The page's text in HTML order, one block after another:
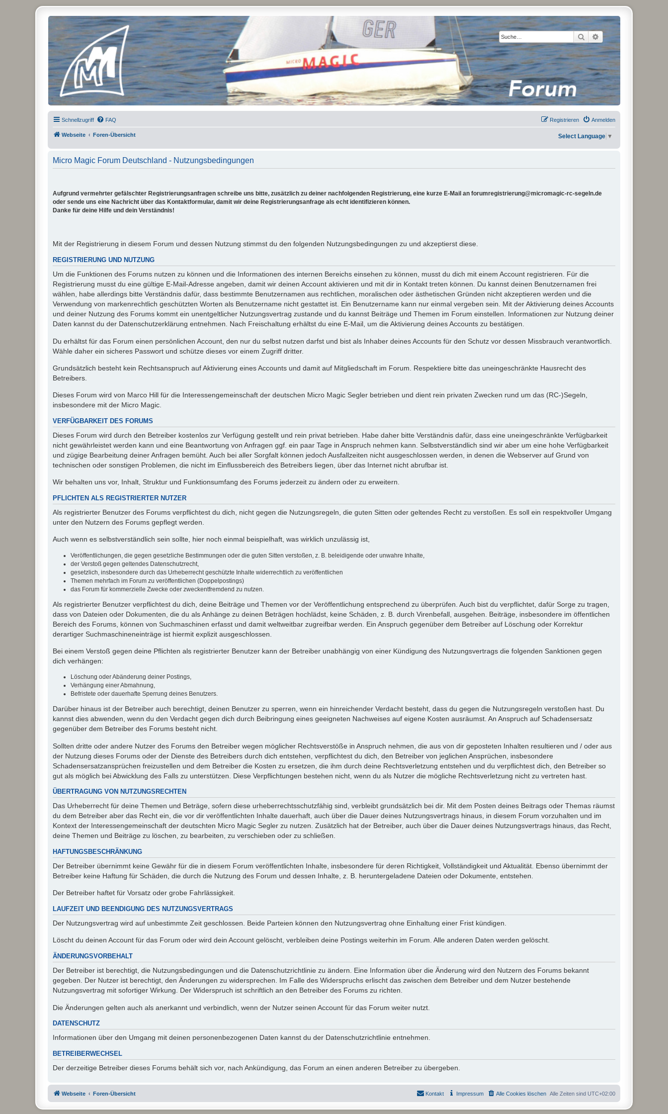
Suche Erweiterte Suche
Micro Magic Forum Deutschland
Schnellzugriff FAQ Anmelden
Registrieren
Webseite Foren-Übersicht Select Language ▼
Micro Magic Forum Deutschland - Nutzungsbedingungen
Aufgrund vermehrter gefälschter Registrierungsanfragen schreibe uns bitte, zusätzlich zu deiner nachfolgenden Registrierung, eine kurze E-Mail an forumregistrierung@micromagic-rc-segeln.de
oder sende uns eine Nachricht über das Kontaktformular, damit wir deine Registrierungsanfrage als echt identifizieren können.
Danke für deine Hilfe und dein Verständnis!
Mit der Registrierung in diesem Forum und dessen Nutzung stimmst du den folgenden Nutzungsbedingungen zu und akzeptierst diese.
REGISTRIERUNG UND NUTZUNG
Um die Funktionen des Forums nutzen zu können und die Informationen des internen Bereichs einsehen zu können, musst du dich mit einem Account registrieren. Für die
Registrierung musst du eine gültige E-Mail-Adresse angeben, damit wir deinen Account aktivieren und mit dir in Kontakt treten können. Du kannst deinen Benutzernamen frei
wählen, habe allerdings bitte Verständnis dafür, dass bestimmte Benutzernamen aus rechtlichen, moralischen oder ästhetischen Gründen nicht akzeptieren werden und die
Verwendung von markenrechtlich geschützten Worten als Benutzername nicht gestattet ist. Ein Benutzername kann nur einmal vergeben sein. Mit der Aktivierung deines Accounts
und deiner Nutzung des Forums kommt ein unentgeltlicher Nutzungsvertrag zustande und du kannst Beiträge und Themen im Forum einstellen. Informationen zur Nutzung deiner
Daten kannst du der Datenschutzerklärung entnehmen. Nach Freischaltung erhältst du eine E-Mail, um die Aktivierung deines Accounts zu bestätigen.
Du erhältst für das Forum einen persönlichen Account, den nur du selbst nutzen darfst und bist als Inhaber deines Accounts für den Schutz vor dessen Missbrauch verantwortlich.
Wähle daher ein sicheres Passwort und schütze dieses vor einem Zugriff dritter.
Grundsätzlich besteht kein Rechtsanspruch auf Aktivierung eines Accounts und damit auf Mitgliedschaft im Forum. Respektiere bitte das uneingeschränkte Hausrecht des
Betreibers.
Dieses Forum wird von Marco Hill für die Interessengemeinschaft der deutschen Micro Magic Segler betrieben und dient rein privaten Zwecken rund um das (RC-)Segeln,
insbesondere mit der Micro Magic.
VERFÜGBARKEIT DES FORUMS
Dieses Forum wird durch den Betreiber kostenlos zur Verfügung gestellt und rein privat betrieben. Habe daher bitte Verständnis dafür, dass eine uneingeschränkte Verfügbarkeit
nicht gewährleistet werden kann und eine Beantwortung von Anfragen ggf. ein paar Tage in Anspruch nehmen kann. Selbstverständlich sind wir aber um eine hohe Verfügbarkeit
und zügige Bearbeitung deiner Anfragen bemüht. Auch bei aller Sorgfalt können jedoch Ausfallzeiten nicht ausgeschlossen werden, in denen die Webserver auf Grund von
technischen oder sonstigen Problemen, die nicht im Einflussbereich des Betreibers liegen, über das Internet nicht abrufbar ist.
Wir behalten uns vor, Inhalt, Struktur und Funktionsumfang des Forums jederzeit zu ändern oder zu erweitern.
PFLICHTEN ALS REGISTRIERTER NUTZER
Als registrierter Benutzer des Forums verpflichtest du dich, nicht gegen die Nutzungsregeln, die guten Sitten oder geltendes Recht zu verstoßen. Es soll ein respektvoller Umgang
unter den Nutzern des Forums gepflegt werden.
Auch wenn es selbstverständlich sein sollte, hier noch einmal beispielhaft, was wirklich unzulässig ist,
Veröffentlichungen, die gegen gesetzliche Bestimmungen oder die guten Sitten verstoßen, z. B. beleidigende oder unwahre Inhalte,
der Verstoß gegen geltendes Datenschutzrecht,
gesetzlich, insbesondere durch das Urheberrecht geschützte Inhalte widerrechtlich zu veröffentlichen
Themen mehrfach im Forum zu veröffentlichen (Doppelpostings)
das Forum für kommerzielle Zwecke oder zweckentfremdend zu nutzen.
Als registrierter Benutzer verpflichtest du dich, deine Beiträge und Themen vor der Veröffentlichung entsprechend zu überprüfen. Auch bist du verpflichtet, dafür Sorge zu tragen,
dass von Dateien oder Dokumenten, die du als Anhänge zu deinen Beträgen hochlädst, keine Schäden, z. B. durch Virenbefall, ausgehen. Beiträge, insbesondere im öffentlichen
Bereich des Forums, können von Suchmaschinen erfasst und damit weltweitbar zugreifbar werden. Ein Anspruch gegenüber dem Betreiber auf Löschung oder Korrektur
derartiger Suchmaschineneinträge ist hiermit explizit ausgeschlossen.
Bei einem Verstoß gegen deine Pflichten als registrierter Benutzer kann der Betreiber unabhängig von einer Kündigung des Nutzungsvertrags die folgenden Sanktionen gegen
dich verhängen:
Löschung oder Abänderung deiner Postings,
Verhängung einer Abmahnung,
Befristete oder dauerhafte Sperrung deines Benutzers.
Darüber hinaus ist der Betreiber auch berechtigt, deinen Benutzer zu sperren, wenn ein hinreichender Verdacht besteht, dass du gegen die Nutzungsregeln verstoßen hast. Du
kannst dies abwenden, wenn du den Verdacht gegen dich durch Beibringung eines geeigneten Nachweises auf eigene Kosten ausräumst. An Anspruch auf Schadensersatz
gegenüber dem Betreiber des Forums besteht nicht.
Sollten dritte oder andere Nutzer des Forums den Betreiber wegen möglicher Rechtsverstöße in Anspruch nehmen, die aus von dir geposteten Inhalten resultieren und / oder aus
der Nutzung dieses Forums oder der Dienste des Betreibers durch dich entstehen, verpflichtest du dich, den Betreiber von jeglichen Ansprüchen, insbesondere
Schadensersatzansprüchen freizustellen und dem Betreiber die Kosten zu ersetzen, die ihm durch deine Rechtsverletzung entstehen und du verpflichtest dich, den Betreiber so
gut als möglich bei Abwicklung des Falls zu unterstützen. Diese Verpflichtungen bestehen nicht, wenn du als Nutzer die mögliche Rechtsverletzung nicht zu vertreten hast.
ÜBERTRAGUNG VON NUTZUNGSRECHTEN
Das Urheberrecht für deine Themen und Beträge, sofern diese urheberrechtsschutzfähig sind, verbleibt grundsätzlich bei dir. Mit dem Posten deines Beitrags oder Themas räumst
du dem Betreiber aber das Recht ein, die vor dir veröffentlichten Inhalte dauerhaft, auch über die Dauer deines Nutzungsvertrags hinaus, in diesem Forum vorzuhalten und im
Kontext der Interessengemeinschaft der deutschten Micro Magic Segler zu nutzen. Zusätzlich hat der Betreiber, auch über die Dauer deines Nutzungsvertrags hinaus, das Recht,
deine Themen und Beiträge zu löschen, zu bearbeiten, zu verschieben oder zu schließen.
HAFTUNGSBESCHRÄNKUNG
Der Betreiber übernimmt keine Gewähr für die in diesem Forum veröffentlichten Inhalte, insbesondere für deren Richtigkeit, Vollständigkeit und Aktualität. Ebenso übernimmt der
Betreiber keine Haftung für Schäden, die durch die Nutzung des Forum und dessen Inhalte, z. B. heruntergeladene Dateien oder Dokumente, entstehen.
Der Betreiber haftet für Vorsatz oder grobe Fahrlässigkeit.
LAUFZEIT UND BEENDIGUNG DES NUTZUNGSVERTRAGS
Der Nutzungsvertrag wird auf unbestimmte Zeit geschlossen. Beide Parteien können den Nutzungsvertrag ohne Einhaltung einer Frist kündigen.
Löscht du deinen Account für das Forum oder wird dein Account gelöscht, verbleiben deine Postings weiterhin im Forum. Alle anderen Daten werden gelöscht.
ÄNDERUNGSVORBEHALT
Der Betreiber ist berechtigt, die Nutzungsbedingungen und die Datenschutzrichtlinie zu ändern. Eine Information über die Änderung wird den Nutzern des Forums bekannt
gegeben. Der Nutzer ist berechtigt, den Änderungen zu widersprechen. Im Falle des Widerspruchs erlischt das zwischen dem Betreiber und dem Nutzer bestehende
Nutzungsvertrag mit sofortiger Wirkung. Der Widerspruch ist schriftlich an den Betreiber des Forums zu richten.
Die Änderungen gelten auch als anerkannt und verbindlich, wenn der Nutzer seinen Account für das Forum weiter nutzt.
DATENSCHUTZ
Informationen über den Umgang mit deinen personenbezogenen Daten kannst du der Datenschutzrichtlinie entnehmen.
BETREIBERWECHSEL
Der derzeitige Betreiber dieses Forums behält sich vor, nach Ankündigung, das Forum an einen anderen Betreiber zu übergeben.
Webseite Foren-Übersicht Alle Zeiten sind UTC+02:00
Alle Cookies löschen
Impressum
Kontakt